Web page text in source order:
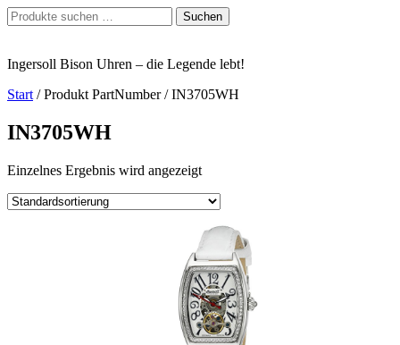
Zum
Inhalt
Suchen
nach:
Suchen
Ingersoll Bison Uhren – die Legende lebt!
Start / Produkt PartNumber / IN3705WH
IN3705WH
Einzelnes Ergebnis wird angezeigt